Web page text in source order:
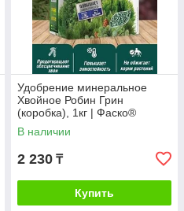
Удобрение минеральное
Хвойное Робин Грин
(коробка), 1кг | Фаско®
Москва
В наличии
2 230 ₸
Купить